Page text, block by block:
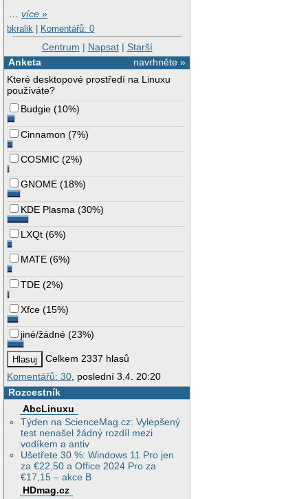
…více »
bkralik
Komentářů: 0
Centrum | Napsat| Starší
navrhněte »
Anketa
Které desktopové prostředí na Linuxu
používáte?
Budgie (10%)
Cinnamon (7%)
COSMIC (2%)
GNOME (18%)
KDE Plasma (30%)
LXQt (6%)
MATE (6%)
TDE (2%)
Xfce (15%)
jiné/žádné (23%)
Celkem 2337 hlasů
Komentářů: 30 , poslední 3.4. 20:20
Rozcestník
AbcLinuxu
Týden na ScienceMag.cz: Vylepšený
test nenašel žádný rozdíl mezi
vodíkem a antiv
Ušetřete 30 %: Windows 11 Pro jen
za €22,50 a Office 2024 Pro za
€17,15 – akce B
HDmag.cz